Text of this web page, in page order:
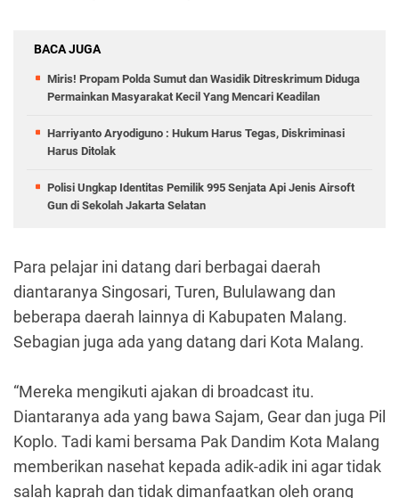
BACA JUGA
Miris! Propam Polda Sumut dan Wasidik Ditreskrimum Diduga
Permainkan Masyarakat Kecil Yang Mencari Keadilan
Harriyanto Aryodiguno : Hukum Harus Tegas, Diskriminasi
Harus Ditolak
Polisi Ungkap Identitas Pemilik 995 Senjata Api Jenis Airsoft
Gun di Sekolah Jakarta Selatan
Para pelajar ini datang dari berbagai daerah
diantaranya Singosari, Turen, Bululawang dan
beberapa daerah lainnya di Kabupaten Malang.
Sebagian juga ada yang datang dari Kota Malang.
“Mereka mengikuti ajakan di broadcast itu.
Diantaranya ada yang bawa Sajam, Gear dan juga Pil
Koplo. Tadi kami bersama Pak Dandim Kota Malang
memberikan nasehat kepada adik-adik ini agar tidak
salah kaprah dan tidak dimanfaatkan oleh orang